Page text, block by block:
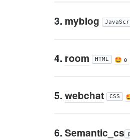
3. myblog
4. room HTML 🤩 0
5.webchat CSS
6.Semantic_cs